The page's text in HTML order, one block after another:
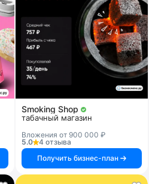
Smoking Shop
табачный магазин
Вложения от 900 000 ₽
5.0
4 отзыва
Получить бизнес-план